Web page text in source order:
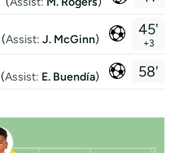
45'
+3
(Assist: J. McGinn)
58'
(Assist: E. Buendía)